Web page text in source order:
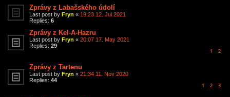
Zprávy z Labašského údolí
Last post by Fryn « 19:23 12. Jul 2021
Replies: 6
Zprávy z Kel-A-Hazru
Last post by Fryn « 20:07 17. May 2021
Replies: 29
1 2
Zprávy z Tartenu
Last post by Fryn « 21:34 11. Nov 2020
Replies: 44
1 2 3